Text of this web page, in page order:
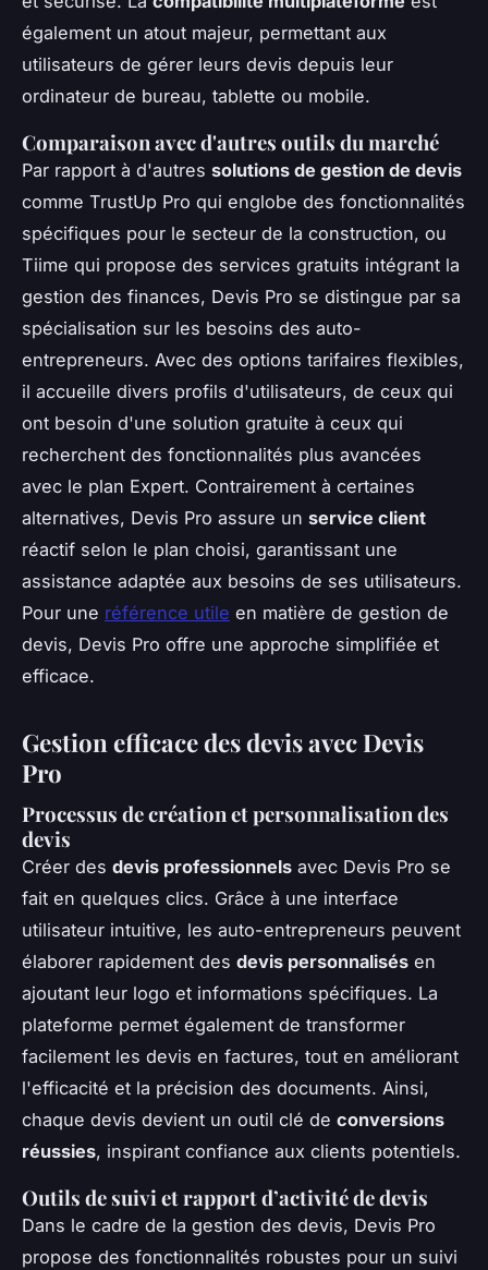
également un atout majeur, permettant aux
utilisateurs de gérer leurs devis depuis leur
ordinateur de bureau, tablette ou mobile.
Comparaison avec d'autres outils du marché
Par rapport à d'autres solutions de gestion de devis
comme TrustUp Pro qui englobe des fonctionnalités
spécifiques pour le secteur de la construction, ou
Tiime qui propose des services gratuits intégrant la
gestion des finances, Devis Pro se distingue par sa
spécialisation sur les besoins des auto-
entrepreneurs. Avec des options tarifaires flexibles,
il accueille divers profils d'utilisateurs, de ceux qui
ont besoin d'une solution gratuite à ceux qui
recherchent des fonctionnalités plus avancées
avec le plan Expert. Contrairement à certaines
alternatives, Devis Pro assure un service client
réactif selon le plan choisi, garantissant une
assistance adaptée aux besoins de ses utilisateurs.
Pour une référence utile en matière de gestion de
devis, Devis Pro offre une approche simplifiée et
efficace.
Gestion efficace des devis avec Devis
Pro
Processus de création et personnalisation des
devis
Créer des devis professionnels avec Devis Pro se
fait en quelques clics. Grâce à une interface
utilisateur intuitive, les auto-entrepreneurs peuvent
élaborer rapidement des devis personnalisés en
ajoutant leur logo et informations spécifiques. La
plateforme permet également de transformer
facilement les devis en factures, tout en améliorant
l'efficacité et la précision des documents. Ainsi,
chaque devis devient un outil clé de conversions
réussies, inspirant confiance aux clients potentiels.
Outils de suivi et rapport d’activité de devis
Dans le cadre de la gestion des devis, Devis Pro
propose des fonctionnalités robustes pour un suivi